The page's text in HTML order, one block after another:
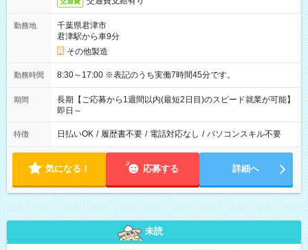
勤務地
千葉県君津市
君津駅から車9分
その他製造
勤務時間 8:30～17:00 ※表記のうち実働7時間45分です。
期間
長期【ご応募から1週間以内(最短2日目)のスピード就業が可能】
即日～
特徴 日払いOK / 履歴書不要 / 電話対応なし / パソコンスキル不要
気になる！ 応募する 詳細へ
未読